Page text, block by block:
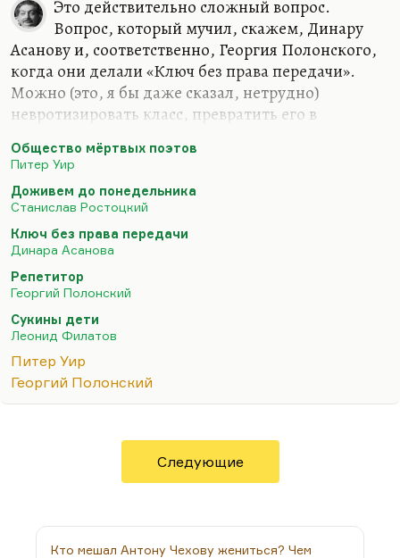
Это действительно сложный вопрос.
Вопрос, который мучил, скажем, Динару
Асанову и, соответственно, Георгия Полонского,
когда они делали «Ключ без права передачи».
Можно (это, я бы даже сказал, нетрудно)
невротизировать класс, превратить его в
иллюзию, что они — остров света в океане тьмы,
и с помощью нехитрых приемов очень сильно
экстетизировать такую группу читателей. У меня
был такой опыт. Когда вы действительно
внушаете этим детям, что они самые умные, они
действительно становятся самыми умными на
какое-то время, но сильно затрудняется их
общение с коллегами и сверстниками. Они
ступают на чрезвычайно опасный путь. Да,
«Общество мертвых поэтов» —…
Общество мёртвых поэтов
Питер Уир
Доживем до понедельника
Станислав Ростоцкий
Ключ без права передачи
Динара Асанова
Репетитор
Георгий Полонский
Сукины дети
Леонид Филатов
Питер Уир
Георгий Полонский
Следующие
Кто мешал Антону Чехову жениться? Чем